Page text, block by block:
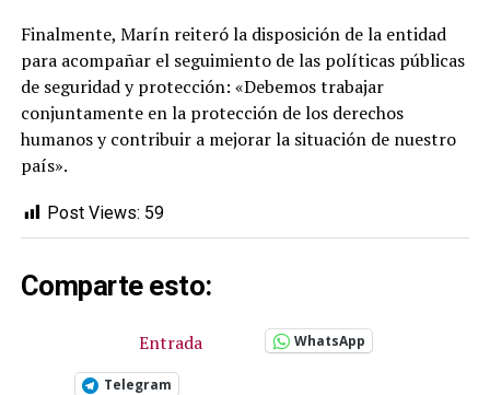
Finalmente, Marín reiteró la disposición de la entidad
para acompañar el seguimiento de las políticas públicas
de seguridad y protección: «Debemos trabajar
conjuntamente en la protección de los derechos
humanos y contribuir a mejorar la situación de nuestro
país».
Post Views: 59
Comparte esto:
Entrada WhatsApp
Telegram